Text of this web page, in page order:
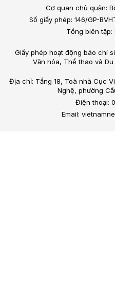
Cơ quan chủ quản:
Số giấy phép: 146/GP-
Tổng biên tập:
Giấy phép hoạt động báo chí
Văn hóa, Thể thao và
Địa chỉ: Tầng 18, Toà nhà Cục
Nghệ, phường
Điện thoại:
Email: